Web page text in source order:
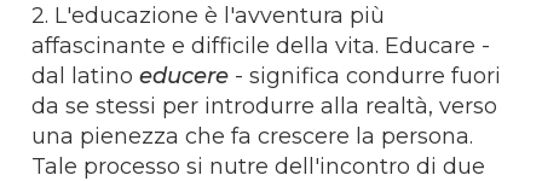
2. L'educazione è l'avventura più
affascinante e difficile della vita. Educare -
dal latinoeducere - significa condurre fuori
da se stessi per introdurre alla realtà, verso
una pienezza che fa crescere la persona.
Tale processo si nutre dell'incontro di due